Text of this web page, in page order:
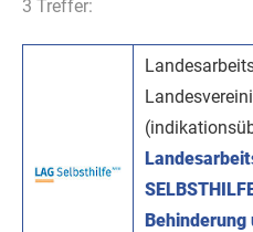
3 Treffer:
Behinderung